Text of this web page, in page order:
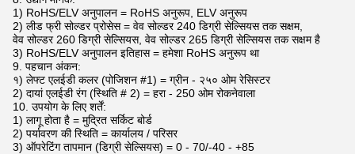
1) RoHS/ELV अनुपालन = RoHS अनुरूप, ELV अनुरूप
2) लीड फ्री सोल्डर प्रोसेस = वेव सोल्डर 240 डिग्री सेल्सियस तक सक्षम,
वेव सोल्डर 260 डिग्री सेल्सियस, वेव सोल्डर 265 डिग्री सेल्सियस तक सक्षम है
3) RoHS/ELV अनुपालन इतिहास = हमेशा RoHS अनुरूप था
9. पहचान अंकन:
१) लेफ्ट एलईडी कलर (पोजिशन #1) = ग्रीन - २५० ओम रेसिस्टर
2) दायां एलईडी रंग (स्थिति # 2) = हरा - 250 ओम रोकनेवाला
10. उपयोग के लिए शर्तें:
1) लागू होता है = मुद्रित सर्किट बोर्ड
2) पर्यावरण की स्थिति = कार्यालय / परिसर
3) ऑपरेटिंग तापमान (डिग्री सेल्सियस) = 0 - 70/-40 - +85